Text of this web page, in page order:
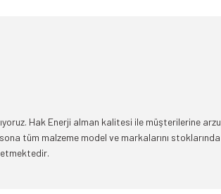
Hak Enerji alman kalitesi ile müşterilerine
tüm malzeme model ve markalarını stoklarında